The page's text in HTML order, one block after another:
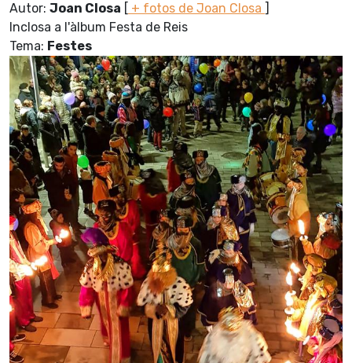
Autor: Joan Closa [ + fotos de Joan Closa ]
Inclosa a l'àlbum Festa de Reis
Tema: Festes